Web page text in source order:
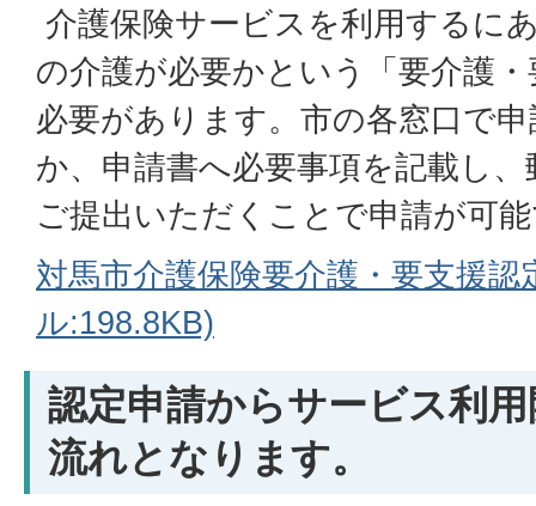
介護保険サービスを利用するに
の介護が必要かという「要介護
必要があります。市の各窓口で
か、申請書へ必要事項を記載し
ご提出いただくことで申請が可
対馬市介護保険要介護・要支援
ル:198.8KB)
認定申請からサービス利
流れとなります。